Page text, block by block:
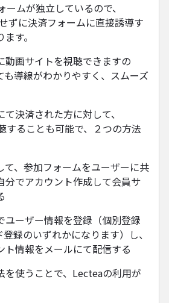
ムが独立しているので、
ずに決済フォームに直接誘導す
す。
動画サイトを視聴できますの
も導線がわかりやすく、スムーズ
決済された方に対して、
することも可能で、２つの方法
て、参加フォームをユーザーに共
分でアカウント作成して会員サ
ユーザー情報を登録（個別登録
録のいずれかになります）し、
ト情報をメールにて配信する
を使うことで、Lecteaの利用が